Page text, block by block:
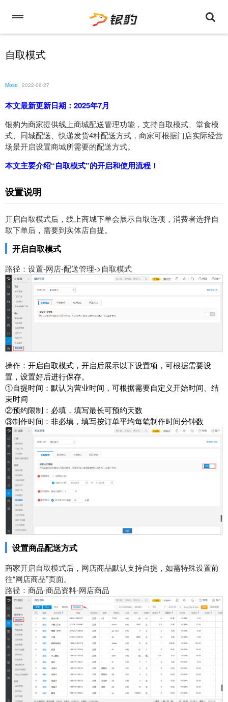
自取模式
Mose 2022-06-27
本文最新更新日期：2025年7月
银豹为商家提供线上商城配送管理功能，支持自取模式、堂食模
式、同城配送、快递发货4种配送方式，商家可根据门店实际经营
场景开启设置商城所需要的配送方式。
本文主要介绍“自取模式”的开启和使用流程！
设置说明
开启自取模式后，线上商城下单会展示自取选项，消费者选择自
取下单后，需要到实体店自提。
开启自取模式
路径：设置-网店-配送管理->自取模式
操作：开启自取模式，开启后展示以下设置项，可根据需要设
置，设置好后进行保存。
①自提时间：默认为营业时间，可根据需要自定义开始时间、结
束时间
②预约限制：必填，填写最长可预约天数
③制作时间：非必填，填写按订单平均每笔制作时间分钟数
设置商品配送方式
商家开启自取模式后，网店商品默认支持自提，如需特殊设置前
往“网店商品”页面。
路径：商品-商品资料-网店商品